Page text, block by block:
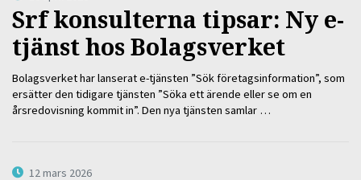
Srf konsulterna tipsar: Ny e-
tjänst hos Bolagsverket
Bolagsverket har lanserat e-tjänsten ”Sök företagsinformation”, som
ersätter den tidigare tjänsten ”Söka ett ärende eller se om en
årsredovisning kommit in”. Den nya tjänsten samlar …
12 mars 2026